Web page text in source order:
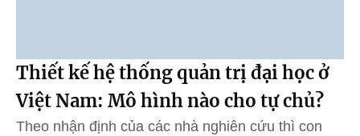
Thiết kế hệ thống quản trị đại học ở
Việt Nam: Mô hình nào cho tự chủ?
Theo nhận định của các nhà nghiên cứu thì con